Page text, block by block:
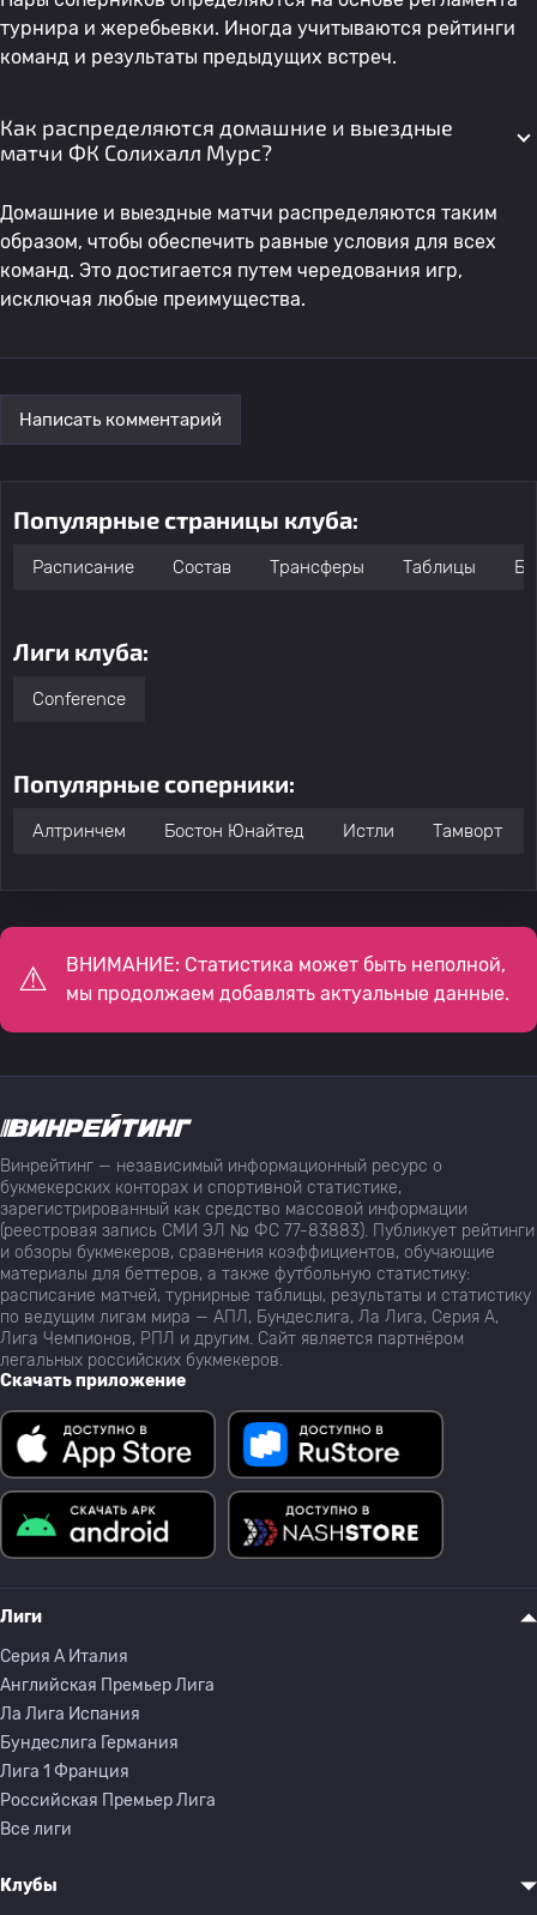
турнира и жеребьевки. Иногда учитываются рейтинги
команд и результаты предыдущих встреч.
Как распределяются домашние и выездные
матчи ФК Солихалл Мурс?
Домашние и выездные матчи распределяются таким
образом, чтобы обеспечить равные условия для всех
команд. Это достигается путем чередования игр,
исключая любые преимущества.
Написать комментарий
Популярные страницы клуба:
Расписание Состав Трансферы Таблицы
Лиги клуба:
Conference
Популярные соперники:
Алтринчем Бостон Юнайтед Истли Тамворт
ВНИМАНИЕ: Статистика может быть неполной,
мы продолжаем добавлять актуальные данные.
Винрейтинг — независимый информационный ресурс о
букмекерских конторах и спортивной статистике,
зарегистрированный как средство массовой информации
(реестровая запись СМИ ЭЛ № ФС 77-83883). Публикует рейтинги
и обзоры букмекеров, сравнения коэффициентов, обучающие
материалы для беттеров, а также футбольную статистику:
расписание матчей, турнирные таблицы, результаты и статистику
по ведущим лигам мира — АПЛ, Бундеслига, Ла Лига, Серия А,
Лига Чемпионов, РПЛ и другим. Сайт является партнёром
легальных российских букмекеров.
Скачать приложение
Лиги
Серия A Италия
Английская Премьер Лига
Ла Лига Испания
Бундеслига Германия
Лига 1 Франция
Российская Премьер Лига
Все лиги
Клубы